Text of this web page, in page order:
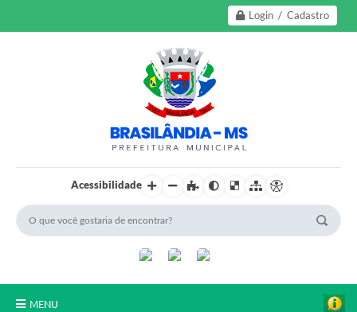
Login / Cadastro
Acessibilidade
MENU